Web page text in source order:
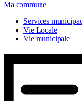
Ma commune
Services
Vie Locale
Vie municipale